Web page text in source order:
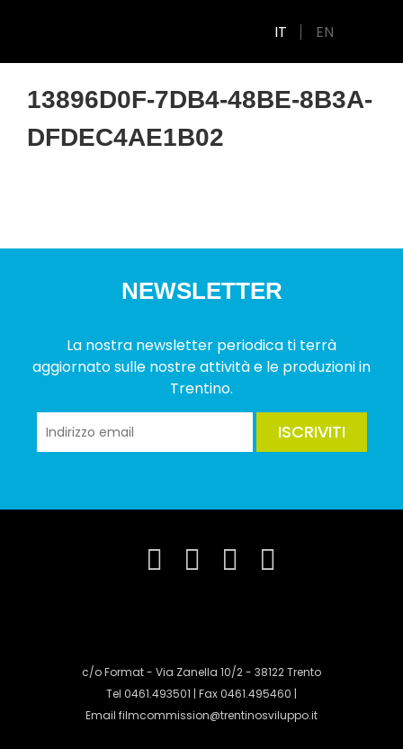
IT EN
13896D0F-7DB4-48BE-8B3A-
DFDEC4AE1B02
NEWSLETTER
La nostra newsletter periodica ti terrà
aggiornato sulle nostre attività e le produzioni in
Trentino.
ISCRIVITI
c/o Format - Via Zanella 10/2 - 38122 Trento
Tel 0461.493501 | Fax 0461.495460 |
Email filmcommission@trentinosviluppo.it